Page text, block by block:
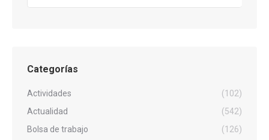
Categorías
Actividades
(102)
Actualidad
(542)
Bolsa de trabajo
(126)